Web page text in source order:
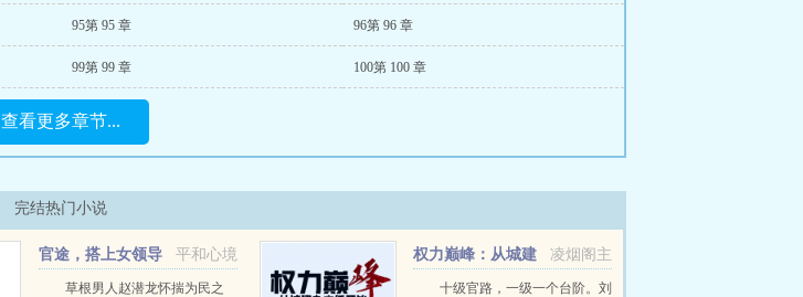
95第 95 章 96第 96 章
99第 99 章 100第 100 章
查看更多章节...
完结热门小说
平和心境
官途，搭上女领导
之后！草根男人赵潜龙怀揣为民之
凌烟阁主
权力巅峰：从城建
办主任开始
十级官路，一级一个台阶。刘